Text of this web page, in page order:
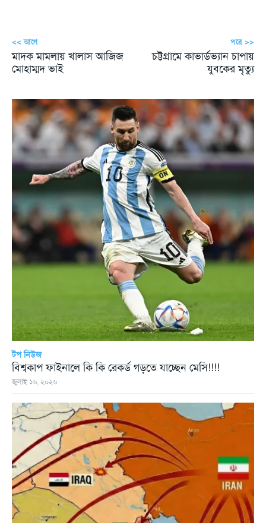
<< আগে
মাদক মামলায় খালাস আজিজ
মোহাম্মদ ভাই
পরে >>
চট্টগ্রামে কাভার্ডভ্যান চাপায়
যুবকের মৃত্যু
টপ নিউজ
বিশ্বকাপ ফাইনালে কি কি রেকর্ড গড়তে যাচ্ছেন মেসি!!!!
জুলাই ১৬, ২০২৬